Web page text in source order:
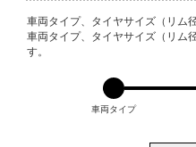
VARIATIONS
車両タイプ、タイヤサイズ（リム
車両タイプ、タイヤサイズ（リム
す。
車両タイプ